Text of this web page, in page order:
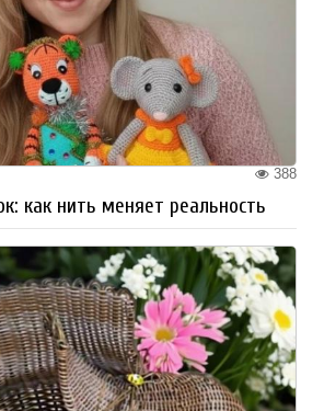
388
как нить меняет реальность